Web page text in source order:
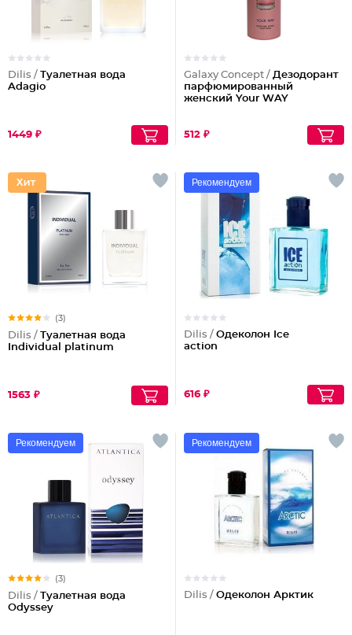
Dilis / Туалетная вода
Adagio
1449 ₽
Galaxy Concept / Дезодорант
парфюмированный
женский Your WAY
512 ₽
(3)
Dilis / Туалетная вода
Individual platinum
1563 ₽
Рекомендуем
Dilis / Одеколон Ice
action
616 ₽
Рекомендуем
(3)
Dilis / Туалетная вода
Odyssey
Рекомендуем
Dilis / Одеколон Арктик